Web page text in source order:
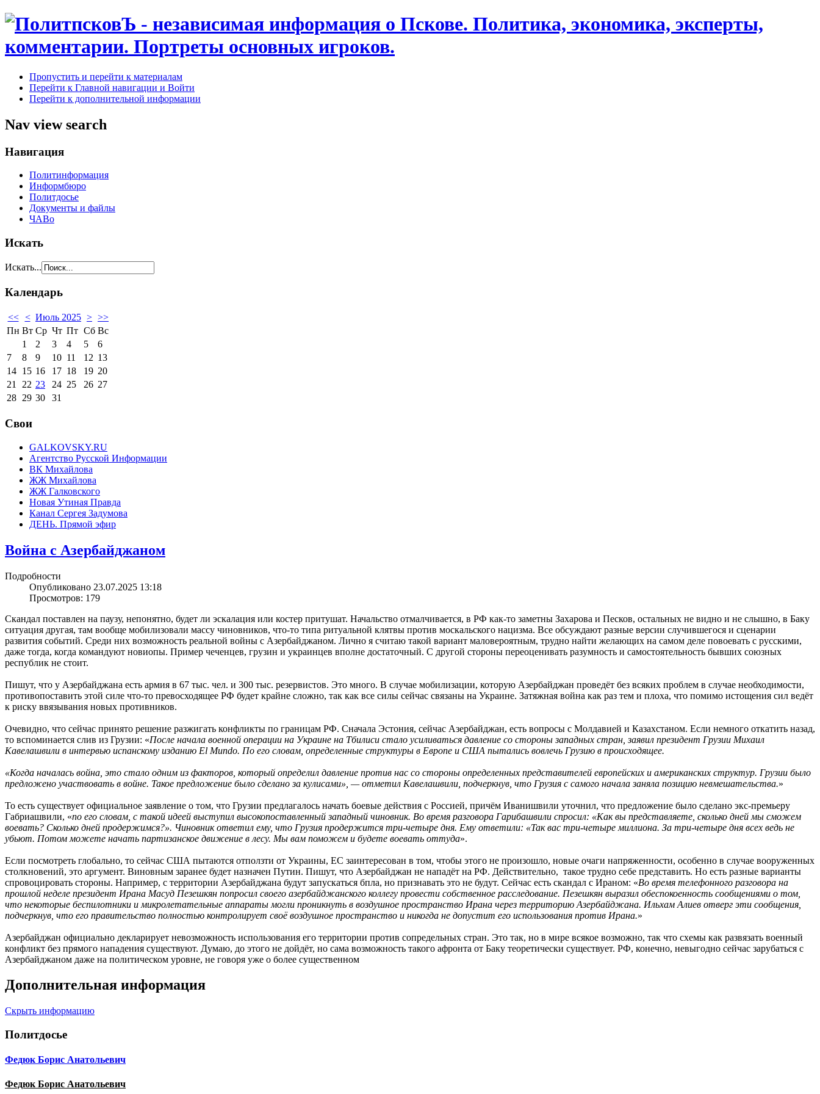
Пропустить и перейти к материалам
Перейти к Главной навигации и Войти
Перейти к дополнительной информации
Nav view search
Навигация
Политинформация
Информбюро
Политдосье
Документы и файлы
ЧАВо
Искать
Искать...
Календарь
<< < Июль 2025 > >>
Пн Вт Ср Чт Пт Сб Вс
1
2 3 4 5
6
7
8 9 10 11 12 13
14 15 16 17 18 19 20
21
22 23 24 25 26 27
28 29 30 31
Свои
GALKOVSKY.RU
Агентство Русской Информации
ВК Михайлова
ЖЖ Михайлова
ЖЖ Галковского
Новая Утиная Правда
Канал Сергея Задумова
ДЕНЬ. Прямой эфир
Война с Азербайджаном
Подробности
Опубликовано 23.07.2025 13:18
Просмотров: 179
Скандал поставлен на паузу, непонятно, будет ли эскалация или костер притушат. Начальство отмалчивается, в РФ как-то заметны Захарова и Песков, остальных не видно и не слышно, в Баку
ситуация другая, там вообще мобилизовали массу чиновников, что-то типа ритуальной клятвы против москальского нацизма. Все обсуждают разные версии случившегося и сценарии
развития событий. Среди них возможность реальной войны с Азербайджаном. Лично я считаю такой вариант маловероятным, трудно найти желающих на самом деле повоевать с русскими,
даже тогда, когда командуют новиопы. Пример чеченцев, грузин и украинцев вполне достаточный. С другой стороны переоценивать разумность и самостоятельность бывших союзных
республик не стоит.
Пишут, что у Азербайджана есть армия в 67 тыс. чел. и 300 тыс. резервистов. Это много. В случае мобилизации, которую Азербайджан проведёт без всяких проблем в случае необходимости,
противопоставить этой силе что-то превосходящее РФ будет крайне сложно, так как все силы сейчас связаны на Украине. Затяжная война как раз тем и плоха, что помимо истощения сил ведёт
к риску ввязывания новых противников.
Очевидно, что сейчас принято решение разжигать конфликты по границам РФ. Сначала Эстония, сейчас Азербайджан, есть вопросы с Молдавией и Казахстаном. Если немного откатить назад,
то вспоминается слив из Грузии: «После начала военной операции на Украине на Тбилиси стало усиливаться давление со стороны западных стран, заявил президент Грузии Михаил
Кавелашвили в интервью испанскому изданию El Mundo. По его словам, определенные структуры в Европе и США пытались вовлечь Грузию в происходящее.
«Когда началась война, это стало одним из факторов, который определил давление против нас со стороны определенных представителей европейских и американских структур. Грузии было
предложено участвовать в войне. Такое предложение было сделано за кулисами», — отметил Кавелашвили, подчеркнув, что Грузия с самого начала заняла позицию невмешательства.»
То есть существует официальное заявление о том, что Грузии предлагалось начать боевые действия с Россией, причём Иванишвили уточнил, что предложение было сделано экс-премьеру
Габриашвили, «по его словам, с такой идеей выступил высокопоставленный западный чиновник. Во время разговора Гарибашвили спросил: «Как вы представляете, сколько дней мы сможем
воевать? Сколько дней продержимся?». Чиновник ответил ему, что Грузия продержится три-четыре дня. Ему ответили: «Так вас три-четыре миллиона. За три-четыре дня всех ведь не
убьют. Потом можете начать партизанское движение в лесу. Мы вам поможем и будете воевать оттуда».
Если посмотреть глобально, то сейчас США пытаются отползти от Украины, ЕС заинтересован в том, чтобы этого не произошло, новые очаги напряженности, особенно в случае вооруженных
столкновений, это аргумент. Виновным заранее будет назначен Путин. Пишут, что Азербайджан не нападёт на РФ. Действительно, такое трудно себе представить. Но есть разные варианты
спровоцировать стороны. Например, с территории Азербайджана будут запускаться бпла, но признавать это не будут. Сейчас есть скандал с Ираном: «Во время телефонного разговора на
прошлой неделе президент Ирана Масуд Пезешкян попросил своего азербайджанского коллегу провести собственное расследование. Пезешкян выразил обеспокоенность сообщениями о том,
что некоторые беспилотники и микролетательные аппараты могли проникнуть в воздушное пространство Ирана через территорию Азербайджана. Ильхам Алиев отверг эти сообщения,
подчеркнув, что его правительство полностью контролирует своё воздушное пространство и никогда не допустит его использования против Ирана.»
Азербайджан официально декларирует невозможность использования его территории против сопредельных стран. Это так, но в мире всякое возможно, так что схемы как развязать военный
конфликт без прямого нападения существуют. Думаю, до этого не дойдёт, но сама возможность такого афронта от Баку теоретически существует. РФ, конечно, невыгодно сейчас зарубаться с
Азербайджаном даже на политическом уровне, не говоря уже о более существенном
Дополнительная информация
Скрыть информацию
Политдосье
Федюк Борис Анатольевич
Федюк Борис Анатольевич